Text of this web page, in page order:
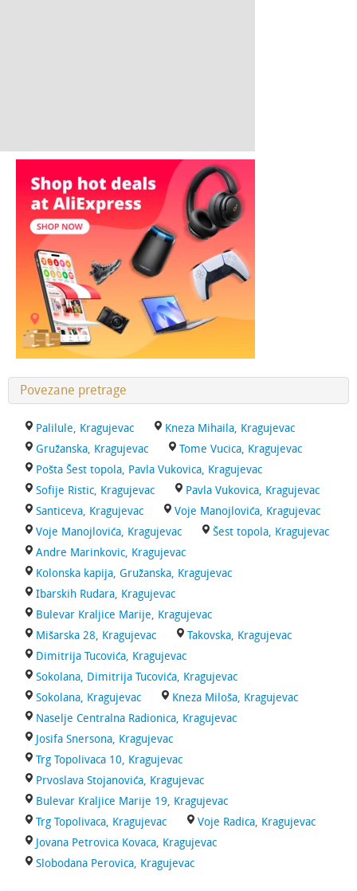
Povezane pretrage
Palilule, Kragujevac
Kneza Mihaila, Kragujevac
Gružanska, Kragujevac
Tome Vucica, Kragujevac
Pošta Šest topola, Pavla Vukovica, Kragujevac
Sofije Ristic, Kragujevac
Pavla Vukovica, Kragujevac
Santiceva, Kragujevac
Voje Manojlovića, Kragujevac
Voje Manojlovića, Kragujevac
Šest topola, Kragujevac
Andre Marinkovic, Kragujevac
Kolonska kapija, Gružanska, Kragujevac
Ibarskih Rudara, Kragujevac
Bulevar Kraljice Marije, Kragujevac
Mišarska 28, Kragujevac
Takovska, Kragujevac
Dimitrija Tucovića, Kragujevac
Sokolana, Dimitrija Tucovića, Kragujevac
Sokolana, Kragujevac
Kneza Miloša, Kragujevac
Naselje Centralna Radionica, Kragujevac
Josifa Snersona, Kragujevac
Trg Topolivaca 10, Kragujevac
Prvoslava Stojanovića, Kragujevac
Bulevar Kraljice Marije 19, Kragujevac
Trg Topolivaca, Kragujevac
Voje Radica, Kragujevac
Jovana Petrovica Kovaca, Kragujevac
Slobodana Perovica, Kragujevac